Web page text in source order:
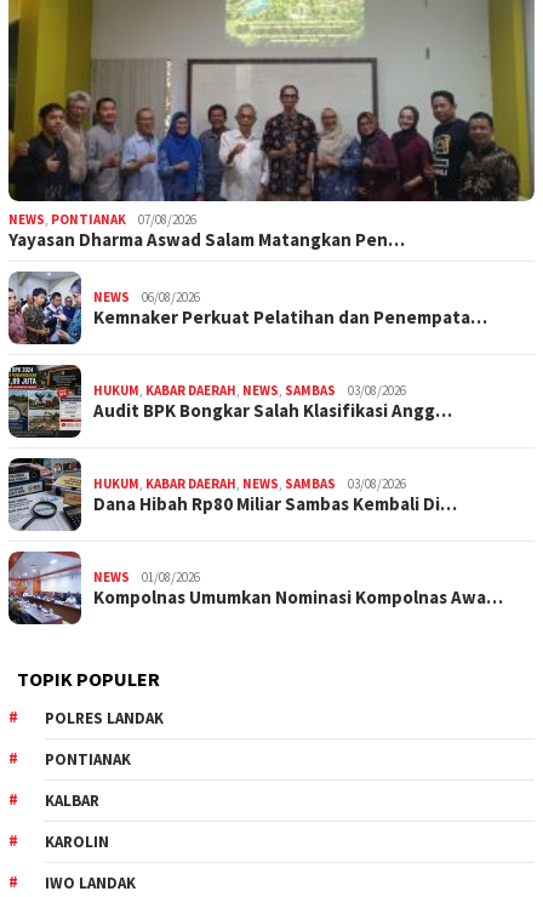
NEWS, PONTIANAK 07/08/2026
Yayasan Dharma Aswad Salam Matangkan Pen…
NEWS 06/08/2026
Kemnaker Perkuat Pelatihan dan Penempata…
HUKUM, KABAR DAERAH, NEWS, SAMBAS 03/08/2026
Audit BPK Bongkar Salah Klasifikasi Angg…
HUKUM, KABAR DAERAH, NEWS, SAMBAS 03/08/2026
Dana Hibah Rp80 Miliar Sambas Kembali Di…
NEWS 01/08/2026
Kompolnas Umumkan Nominasi Kompolnas Awa…
TOPIK POPULER
POLRES LANDAK
PONTIANAK
KALBAR
KAROLIN
IWO LANDAK